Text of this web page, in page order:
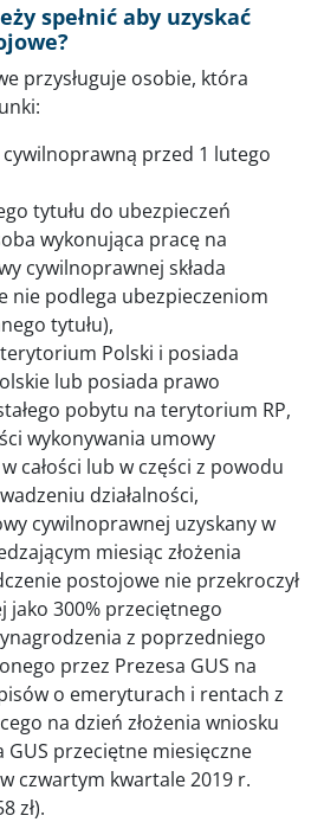
spełnić aby uzyskać
przysługuje osobie, która
cywilnoprawną przed 1 lutego
tytułu do ubezpieczeń
wykonująca pracę na
cywilnoprawnej składa
nie podlega ubezpieczeniom
tytułu),
Polski i posiada
lub posiada prawo
pobytu na terytorium RP,
wykonywania umowy
całości lub w części z powodu
działalności,
cywilnoprawnej uzyskany w
miesiąc złożenia
postojowe nie przekroczył
jako 300% przeciętnego
z poprzedniego
przez Prezesa GUS na
o emeryturach i rentach z
na dzień złożenia wniosku
GUS przeciętne miesięczne
czwartym kwartale 2019 r.
zł).